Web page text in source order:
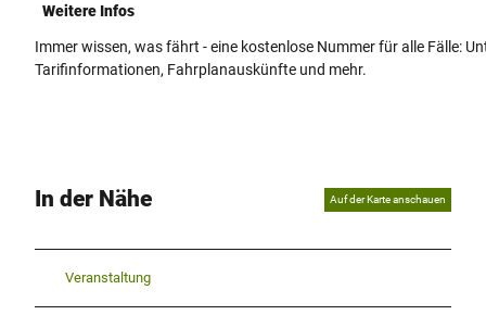
Weitere Infos
Immer wissen, was fährt - eine kostenlose Nummer für alle Fälle:
Tarifinformationen, Fahrplanauskünfte und mehr.
In der Nähe Auf der Karte anschauen
Veranstaltung